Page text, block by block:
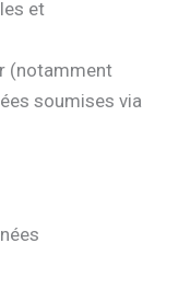
et
(notamment
soumises via